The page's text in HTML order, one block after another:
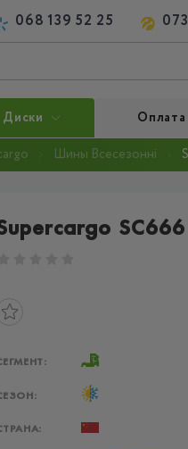
068 139 52 25
Диски Оплата
Шины Всесезонні
SC666